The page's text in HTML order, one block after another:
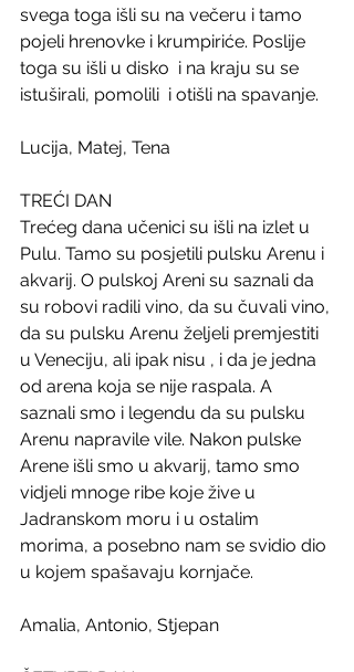
svega toga išli su na večeru i tamo
pojeli hrenovke i krumpiriće. Poslije
toga su išli u disko  i na kraju su se
istuširali, pomolili  i otišli na spavanje.
Lucija, Matej, Tena
TREĆI DAN
Trećeg dana učenici su išli na izlet u
Pulu. Tamo su posjetili pulsku Arenu i
akvarij. O pulskoj Areni su saznali da
su robovi radili vino, da su čuvali vino,
da su pulsku Arenu željeli premjestiti
u Veneciju, ali ipak nisu , i da je jedna
od arena koja se nije raspala. A
saznali smo i legendu da su pulsku
Arenu napravile vile. Nakon pulske
Arene išli smo u akvarij, tamo smo
vidjeli mnoge ribe koje žive u
Jadranskom moru i u ostalim
morima, a posebno nam se svidio dio
u kojem spašavaju kornjače.
Amalia, Antonio, Stjepan